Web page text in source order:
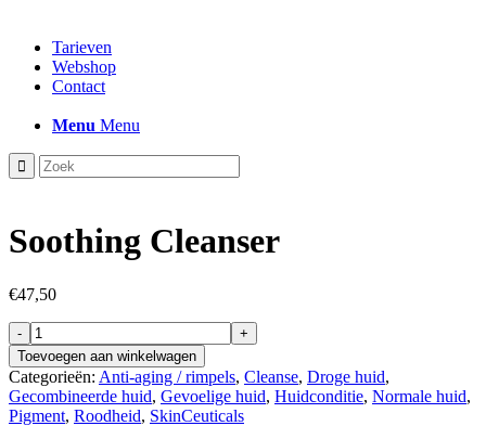
Tarieven
Webshop
Contact
Menu Menu
Soothing Cleanser
€47,50
Soothing
Cleanser
aantal
Toevoegen aan winkelwagen
Categorieën: Anti-aging / rimpels, Cleanse, Droge huid,
Gecombineerde huid, Gevoelige huid, Huidconditie, Normale huid,
Pigment, Roodheid, SkinCeuticals